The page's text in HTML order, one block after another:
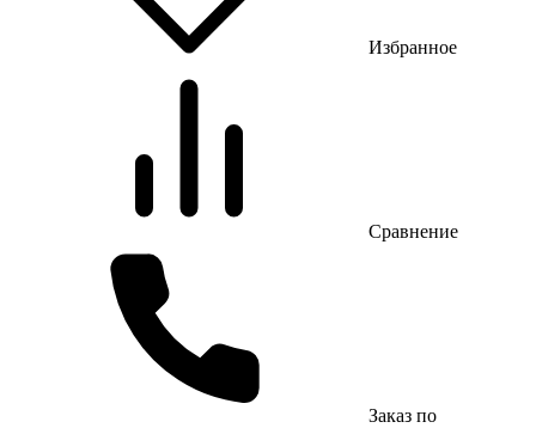
Избранное
Сравнение
Заказ по